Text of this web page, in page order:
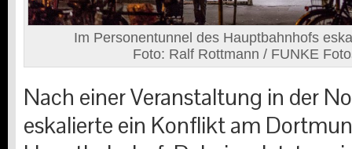
Im Personentunnel des Hauptbahnhofs
Foto: Ralf Rottmann / FUNKE
Nach einer Veranstaltung in der
eskalierte ein Konflikt am